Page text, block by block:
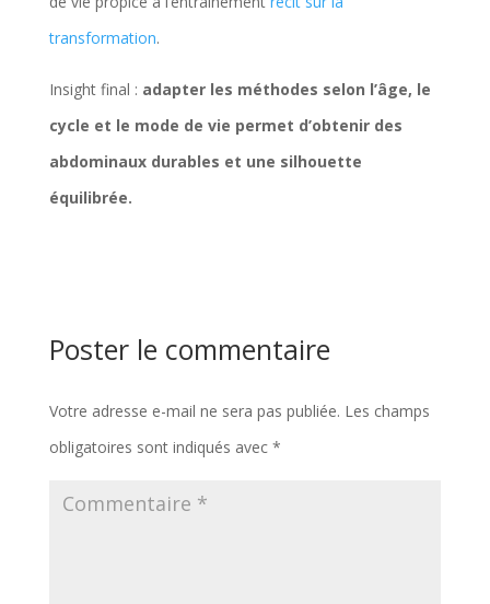
transformation.
Insight final : adapter les méthodes selon l’âge, le
cycle et le mode de vie permet d’obtenir des
abdominaux durables et une silhouette
équilibrée.
Poster le commentaire
Votre adresse e-mail ne sera pas publiée. Les champs
obligatoires sont indiqués avec *